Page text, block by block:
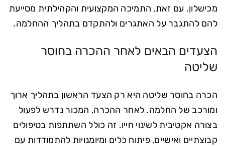
מכישלון. עם זאת, התמיכה המקצועית והקהילתית מסייעת
להם להתגבר על האתגרים ולהתקדם בתהליך ההחלמה.
הצעדים הבאים לאחר ההכרה בחוסר
שליטה
הכרה בחוסר שליטה היא רק הצעד הראשון בתהליך ארוך
ומורכב של החלמה. לאחר ההכרה, המכור נדרש לפעול
בצורה אקטיבית לשינוי חייו. זה כולל השתתפות בטיפולים
קבוצתיים ואישיים, פיתוח כלים ומיומנויות להתמודדות עם